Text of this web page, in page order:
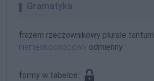
Gramatyka
frazem rzeczownikowy plurale tantum
niemęskoosobowy odmienny
formy w tabelce: